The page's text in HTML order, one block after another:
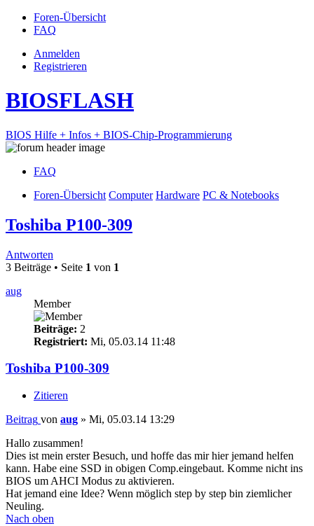
Foren-Übersicht
FAQ
Anmelden
Registrieren
BIOSFLASH
BIOS Hilfe + Infos + BIOS-Chip-Programmierung
FAQ
Foren-Übersicht Computer Hardware PC & Notebooks
Toshiba P100-309
Antworten
3 Beiträge • Seite 1 von 1
aug
Member
Beiträge: 2
Registriert: Mi, 05.03.14 11:48
Toshiba P100-309
Zitieren
Beitrag von aug » Mi, 05.03.14 13:29
Hallo zusammen!
Dies ist mein erster Besuch, und hoffe das mir hier jemand helfen
kann. Habe eine SSD in obigen Comp.eingebaut. Komme nicht ins
BIOS um AHCI Modus zu aktivieren.
Hat jemand eine Idee? Wenn möglich step by step bin ziemlicher
Neuling.
Nach oben